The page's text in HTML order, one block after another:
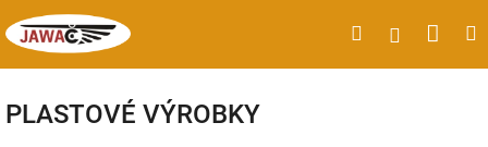
na
obsah
HledatPřihlášení
PLASTOVÉ VÝROBKY